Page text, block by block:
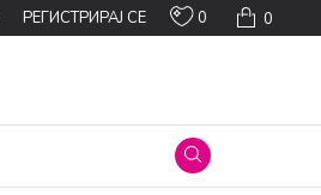
0
0
РЕГИСТРИРАЈ СЕ